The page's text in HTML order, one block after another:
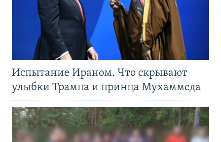
Испытание Ираном. Что скрывают
улыбки Трампа и принца Мухаммеда